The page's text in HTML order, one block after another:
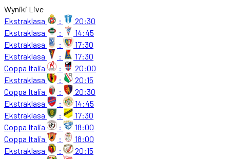
Wyniki Live
Ekstraklasa
:
20:30
Ekstraklasa
:
14:45
Ekstraklasa
:
17:30
Ekstraklasa
:
17:30
Coppa Italia
:
20:00
Ekstraklasa
:
20:15
Coppa Italia
:
20:30
Ekstraklasa
:
14:45
Ekstraklasa
:
17:30
Coppa Italia
:
18:00
Coppa Italia
:
18:00
Ekstraklasa
:
20:15